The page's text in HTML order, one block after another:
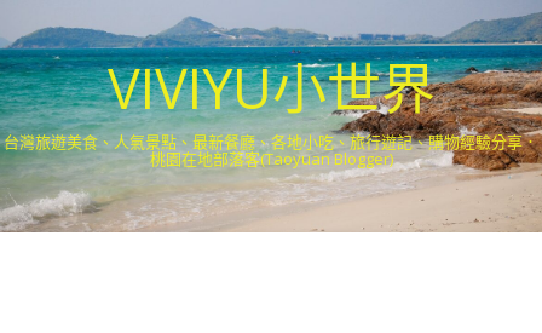
VIVIYU小世界
台灣旅遊美食、人氣景點、最新餐廳、各地小吃、旅行遊記、購物經驗分享．
桃園在地部落客(Taoyuan Blogger)